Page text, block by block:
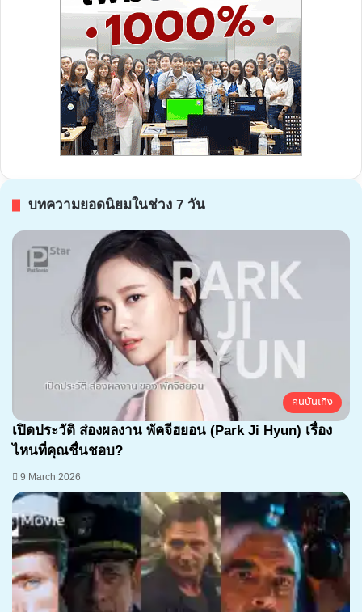
บทความยอดนิยมในช่วง 7 วัน
คนบันเทิง
เปิดประวัติ ส่องผลงาน พัคจีฮยอน (Park Ji Hyun) เรื่อง
ไหนที่คุณชื่นชอบ?
9 March 2026